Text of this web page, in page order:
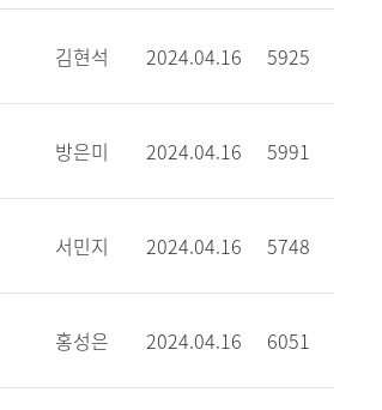
김현석 2024.04.16 5925
방은미 2024.04.16 5991
서민지 2024.04.16 5748
홍성은 2024.04.16 6051